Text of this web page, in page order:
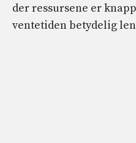
der ressursene er
ventetiden betydelig